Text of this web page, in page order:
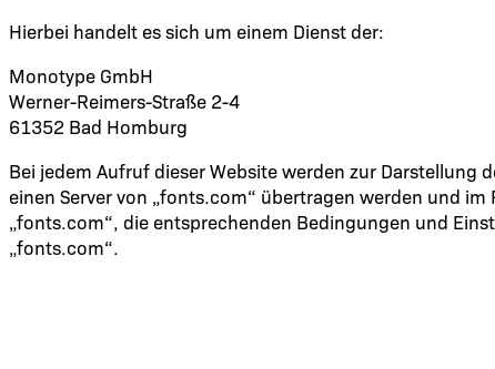
Hierbei handelt es sich um einem Dienst der:
Monotype GmbH
Werner-Reimers-Straße 2-4
61352 Bad Homburg
Bei jedem Aufruf dieser Website werden zur Darstellung
einen Server von „fonts.com“ übertragen werden und
„fonts.com“, die entsprechenden Bedingungen und
„fonts.com“.